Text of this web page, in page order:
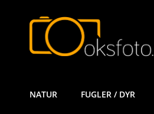
NATUR FUGLER / DYR